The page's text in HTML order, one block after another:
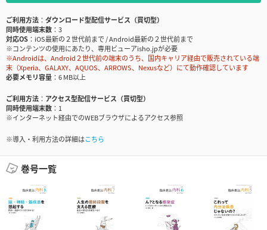
ご利用方法
ダウンロード型配信サービス（買切型）
同時使用端末数
3
対応OS
iOS最新の２世代前まで / Android最新の２世代前まで
※コンテンツの使用にあたり、専用ビューアisho.jpが必要
※Androidは、Android２世代前の端末のうち、国内キャリア経由で販売されている端
末（Xperia、GALAXY、AQUOS、ARROWS、Nexusなど）にて動作確認しています
必要メモリ容量
6 MB以上
ご利用方法
アクセス型配信サービス（買切型）
同時使用端末数
1
※インターネット経由でのWEBブラウザによるアクセス参照
※導入・利用方法の詳細はこちら
巻号一覧